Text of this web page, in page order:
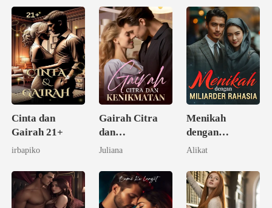
Cinta dan
Gairah 21+
irbapiko
Gairah Citra
dan
Kenikmatan
Juliana
Menikah
dengan
Miliarder
Alikat